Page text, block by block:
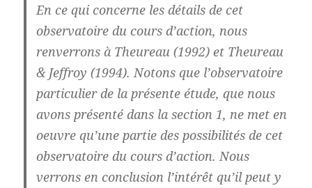
En ce qui concerne les détails de cet
observatoire du cours d’action, nous
renverrons à Theureau (1992) et Theureau
& Jeffroy (1994). Notons que l’observatoire
particulier de la présente étude, que nous
avons présenté dans la section 1, ne met en
oeuvre qu’une partie des possibilités de cet
observatoire du cours d’action. Nous
verrons en conclusion l’intérêt qu’il peut y